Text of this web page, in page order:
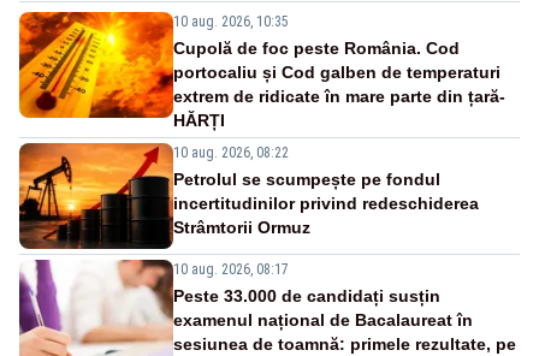
10 aug. 2026, 10:35
Cupolă de foc peste România. Cod
portocaliu și Cod galben de temperaturi
extrem de ridicate în mare parte din țară-
HĂRȚI
10 aug. 2026, 08:22
Petrolul se scumpește pe fondul
incertitudinilor privind redeschiderea
Strâmtorii Ormuz
10 aug. 2026, 08:17
Peste 33.000 de candidați susțin
examenul național de Bacalaureat în
sesiunea de toamnă: primele rezultate, pe